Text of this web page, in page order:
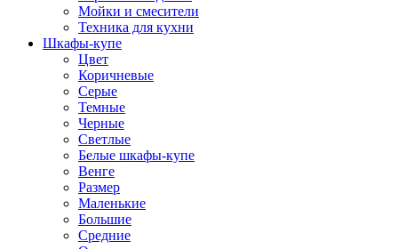
Мойки и смесители
Техника для кухни
Шкафы-купе
Цвет
Коричневые
Серые
Темные
Черные
Светлые
Белые шкафы-купе
Венге
Размер
Маленькие
Большие
Средние